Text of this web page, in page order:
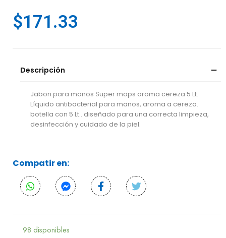
$171.33
Descripción
Jabon para manos Super mops aroma cereza 5 Lt.
Líquido antibacterial para manos, aroma a cereza.
botella con 5 Lt.. diseñado para una correcta limpieza,
desinfección y cuidado de la piel.
Compatir en:
98 disponibles